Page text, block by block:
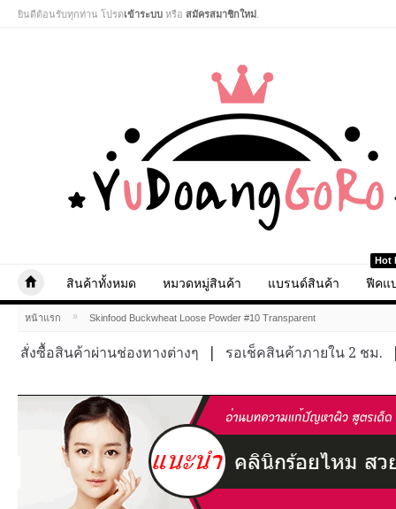
ยินดีต้อนรับทุกท่าน โปรดเข้าระบบ หรือ สมัครสมาชิกใหม่
สินค้าทั้งหมด หมวดหมู่สินค้า แบรนด์สินค้า
Hot
ฟีคแ
หน้าแรก » Skinfood Buckwheat Loose Powder #10 Transparent
สั่งซื้อสินค้าผ่านช่องทางต่างๆ รอเช็คสินค้าภายใน 2 ชม.